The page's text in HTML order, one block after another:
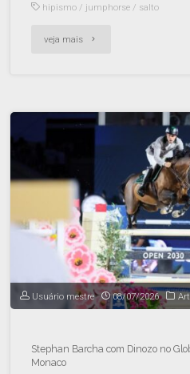
hipismo / jumphorse / salto
veja mais
Usuário mestre 08/07/2026
Stephan Barcha com Dinozo no
Monaco